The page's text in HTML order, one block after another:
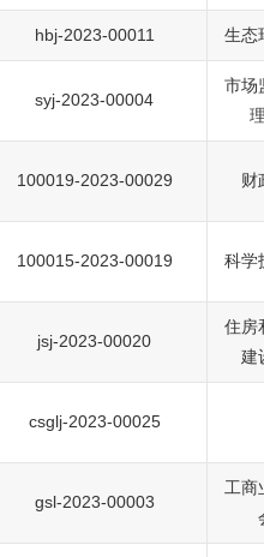
hbj-2023-00011 生态
syj-2023-00004
市场
100019-2023-00029 财
100015-2023-00019 科学
jsj-2023-00020
住房
建
csglj-2023-00025
gsl-2023-00003
工商